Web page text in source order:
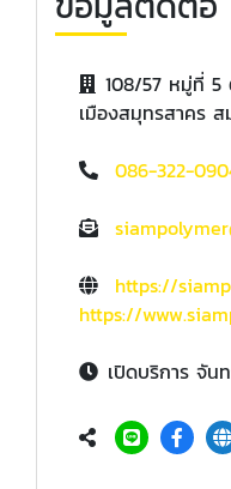
108/57 หมู่ที่ 5
เมืองสมุทรสาคร
086-322-
https://
https://
เปิดบริการ จัน